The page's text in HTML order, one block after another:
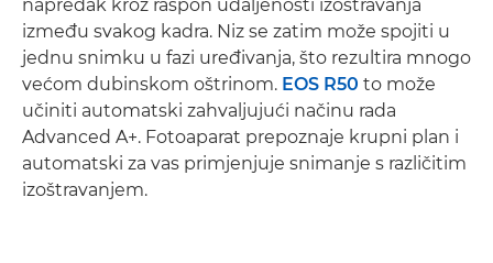
napredak kroz raspon udaljenosti izoštravanja
između svakog kadra. Niz se zatim može spojiti u
jednu snimku u fazi uređivanja, što rezultira mnogo
većom dubinskom oštrinom. EOS R50 to može
učiniti automatski zahvaljujući načinu rada
Advanced A+. Fotoaparat prepoznaje krupni plan i
automatski za vas primjenjuje snimanje s različitim
izoštravanjem.